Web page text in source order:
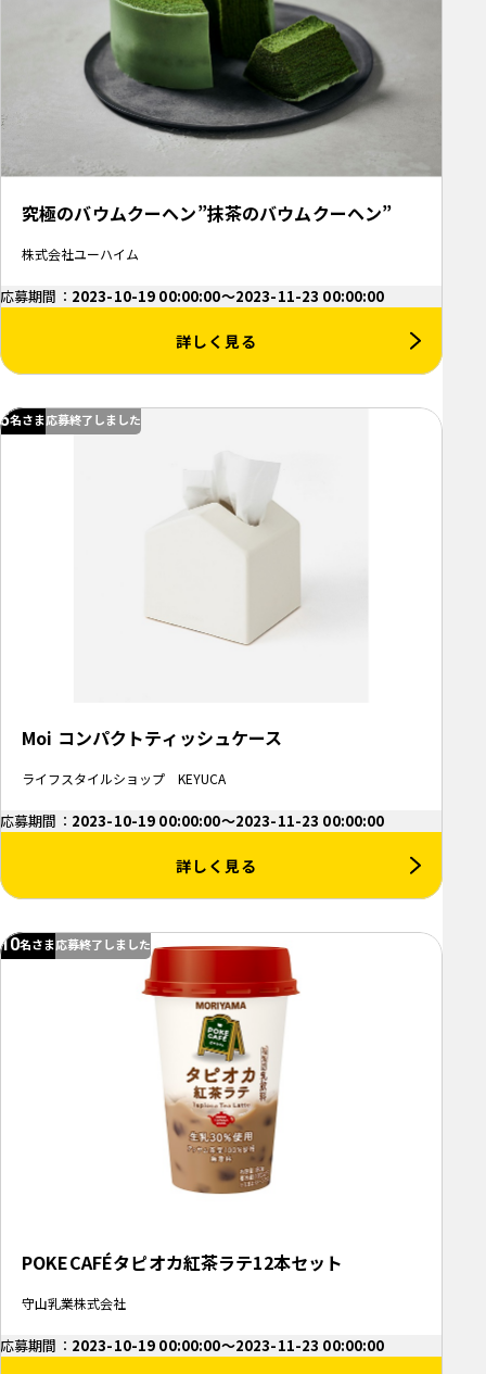
究極のバウムクーヘン”抹茶のバウムクーヘン”
株式会社ユーハイム
応募期間： 2023-10-19 00:00:00～2023-11-23 00:00:00
詳しく見る
5名さま応募終了しました
Moi コンパクトティッシュケース
ライフスタイルショップ KEYUCA
応募期間： 2023-10-19 00:00:00～2023-11-23 00:00:00
詳しく見る
10名さま応募終了しました
POKECAFÉタピオカ紅茶ラテ12本セット
守山乳業株式会社
応募期間： 2023-10-19 00:00:00～2023-11-23 00:00:00